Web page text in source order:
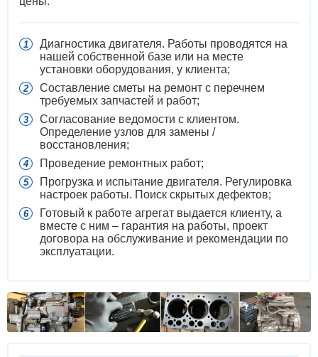
Диагностика двигателя. Работы проводятся на
нашей собственной базе или на месте
установки оборудования, у клиента;
Составление сметы на ремонт с перечнем
требуемых запчастей и работ;
Согласование ведомости с клиентом.
Определение узлов для замены /
восстановления;
Проведение ремонтных работ;
Прогрузка и испытание двигателя. Регулировка
настроек работы. Поиск скрытых дефектов;
Готовый к работе агрегат выдается клиенту, а
вместе с ним – гарантия на работы, проект
договора на обслуживание и рекомендации по
эксплуатации.